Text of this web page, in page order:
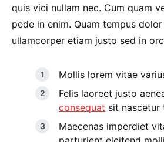
quis vici nullam nec. Cum quam
pede in enim. Quam tempus
ullamcorper etiam justo sed in
Mollis lorem vitae
Felis laoreet justo
consequat sit nascetur
Maecenas imperdiet